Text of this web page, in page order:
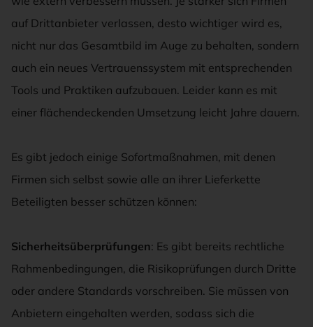
auf Drittanbieter verlassen, desto wichtiger wird es,
nicht nur das Gesamtbild im Auge zu behalten, sondern
auch ein neues Vertrauenssystem mit entsprechenden
Tools und Praktiken aufzubauen. Leider kann es mit
einer flächendeckenden Umsetzung leicht Jahre dauern.
Es gibt jedoch einige Sofortmaßnahmen, mit denen
Firmen sich selbst sowie alle an ihrer Lieferkette
Beteiligten besser schützen können:
Sicherheitsüberprüfungen: Es gibt bereits rechtliche
Rahmenbedingungen, die Risikoprüfungen durch Dritte
oder andere Standards vorschreiben. Sie müssen von
Anbietern eingehalten werden, sodass sich die